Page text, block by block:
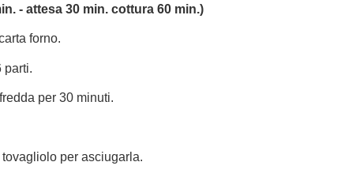
- attesa 30 min. cottura 60 min.)
forno.
parti.
per 30 minuti.
per asciugarla.